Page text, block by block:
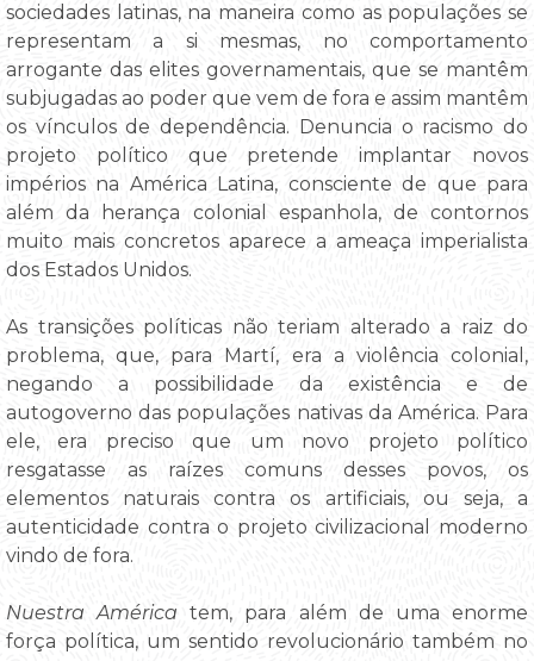
sociedades latinas, na maneira como as populações se
representam a si mesmas, no comportamento
arrogante das elites governamentais, que se mantêm
subjugadas ao poder que vem de fora e assim mantêm
os vínculos de dependência. Denuncia o racismo do
projeto político que pretende implantar novos
impérios na América Latina, consciente de que para
além da herança colonial espanhola, de contornos
muito mais concretos aparece a ameaça imperialista
dos Estados Unidos.
As transições políticas não teriam alterado a raiz do
problema, que, para Martí, era a violência colonial,
negando a possibilidade da existência e de
autogoverno das populações nativas da América. Para
ele, era preciso que um novo projeto político
resgatasse as raízes comuns desses povos, os
elementos naturais contra os artificiais, ou seja, a
autenticidade contra o projeto civilizacional moderno
vindo de fora.
Nuestra América tem, para além de uma enorme
força política, um sentido revolucionário também no